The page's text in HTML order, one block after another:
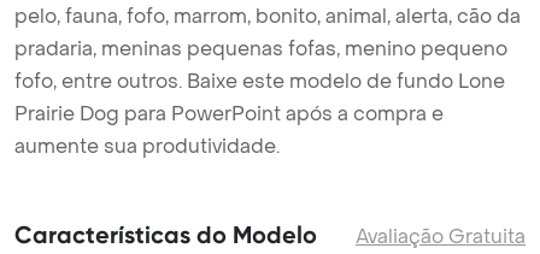
pelo, fauna, fofo, marrom, bonito, animal, alerta, cão da
pradaria, meninas pequenas fofas, menino pequeno
fofo, entre outros. Baixe este modelo de fundo Lone
Prairie Dog para PowerPoint após a compra e
aumente sua produtividade.
Características do Modelo Avaliação Gratuita